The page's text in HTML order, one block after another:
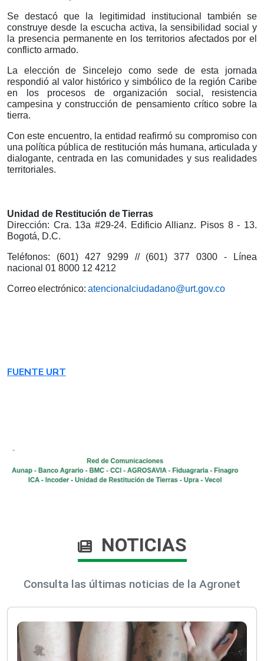
Se destacó que la legitimidad institucional también se
construye desde la escucha activa, la sensibilidad social y
la presencia permanente en los territorios afectados por el
conflicto armado.
La elección de Sincelejo como sede de esta jornada
respondió al valor histórico y simbólico de la región Caribe
en los procesos de organización social, resistencia
campesina y construcción de pensamiento crítico sobre la
tierra.
Con este encuentro, la entidad reafirmó su compromiso con
una política pública de restitución más humana, articulada y
dialogante, centrada en las comunidades y sus realidades
territoriales.
Unidad de Restitución de Tierras
Dirección: Cra. 13a #29-24. Edificio Allianz. Pisos 8 - 13.
Bogotá, D.C.
Teléfonos: (601) 427 9299 // (601) 377 0300 - Línea
nacional 01 8000 12 4212
Correoelectrónico: atencionalciudadano@urt.gov.co
FUENTE URT
NOTICIAS
Consulta las últimas noticias de la Agronet